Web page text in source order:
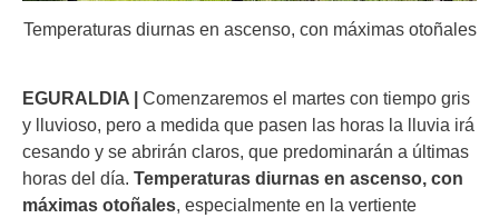
Temperaturas diurnas en ascenso, con máximas otoñales
EGURALDIA | Comenzaremos el martes con tiempo gris
y lluvioso, pero a medida que pasen las horas la lluvia irá
cesando y se abrirán claros, que predominarán a últimas
horas del día. Temperaturas diurnas en ascenso, con
máximas otoñales, especialmente en la vertiente